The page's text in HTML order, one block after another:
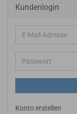
Kundenlogin
E-
Mail-
Adresse
Passwort
Konto erstellen